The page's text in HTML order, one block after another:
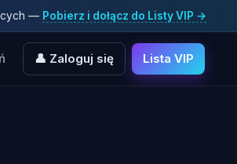
— Pobierz i dołącz do Listy VIP →
👤 Zaloguj się Lista VIP